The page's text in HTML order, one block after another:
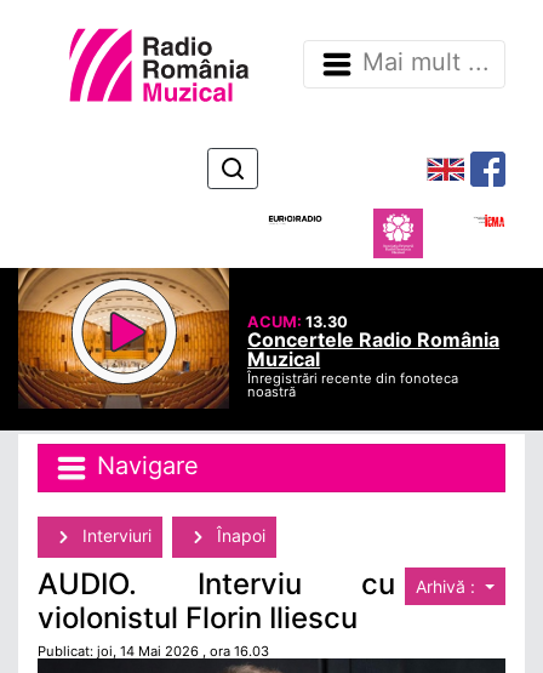
Mai mult ...
ACUM:13.30
Concertele Radio România
Muzical
Înregistrări recente din fonoteca
noastră
Navigare
Interviuri Înapoi
Arhivă :
AUDIO. Interviu cu
violonistul Florin Iliescu
Publicat: joi, 14 Mai 2026 , ora 16.03